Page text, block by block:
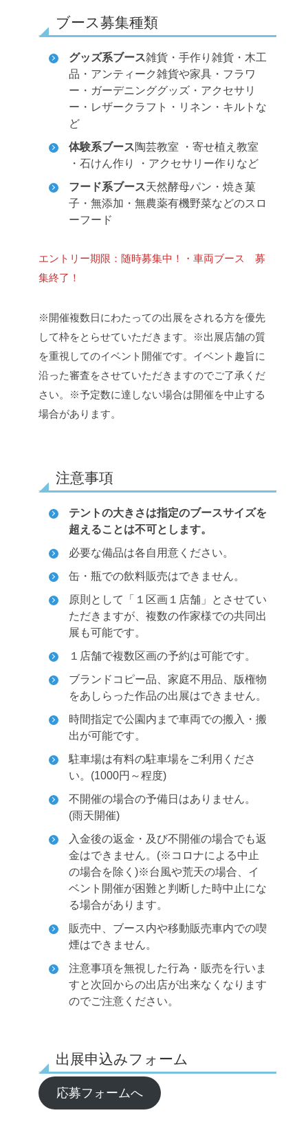
ブース募集種類
グッズ系ブース雑貨・手作り雑貨・木工
品・アンティーク雑貨や家具・フラワ
ー・ガーデニンググッズ・アクセサリ
ー・レザークラフト・リネン・キルトな
ど
体験系ブース陶芸教室 ・寄せ植え教室
・石けん作り ・アクセサリー作りなど
フード系ブース天然酵母パン・焼き菓
子・無添加・無農薬有機野菜などのスロ
ーフード
エントリー期限：随時募集中！
・車両ブース 募
集終了！
※開催複数日にわたっての出展をされる方を優先
して枠をとらせていただきます。
※出展店舗の質
を重視してのイベント開催です。イベント趣旨に
沿った審査をさせていただきますのでご了承くだ
さい。
※予定数に達しない場合は開催を中止する
場合があります。
注意事項
テントの大きさは指定のブースサイズを
超えることは不可とします。
必要な備品は各自用意ください。
缶・瓶での飲料販売はできません。
原則として「１区画１店舗」とさせてい
ただきますが、複数の作家様での共同出
展も可能です。
１店舗で複数区画の予約は可能です。
ブランドコピー品、家庭不用品、版権物
をあしらった作品の出展はできません。
時間指定で公園内まで車両での搬入・搬
出が可能です。
駐車場は有料の駐車場をご利用くださ
い。(1000円～程度)
不開催の場合の予備日はありません。
(雨天開催)
入金後の返金・及び不開催の場合でも返
金はできません。(※コロナによる中止
の場合を除く)※台風や荒天の場合、イ
ベント開催が困難と判断した時中止にな
る場合があります。
販売中、ブース内や移動販売車内での喫
煙はできません。
注意事項を無視した行為・販売を行いま
すと次回からの出店が出来なくなります
のでご注意ください。
出展申込みフォーム
応募フォームへ